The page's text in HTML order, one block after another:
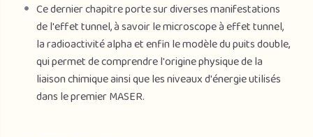
Ce dernier chapitre porte sur diverses manifestations
de l'effet tunnel, à savoir le microscope à effet tunnel,
la radioactivité alpha et enfin le modèle du puits double,
qui permet de comprendre l'origine physique de la
liaison chimique ainsi que les niveaux d'énergie utilisés
dans le premier MASER.